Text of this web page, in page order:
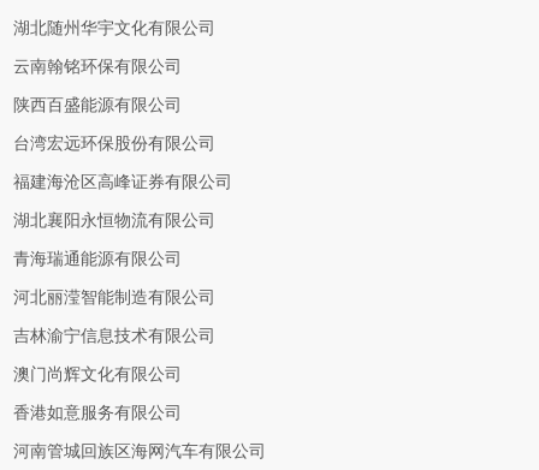
湖北随州华宇文化有限公司
云南翰铭环保有限公司
陕西百盛能源有限公司
台湾宏远环保股份有限公司
福建海沧区高峰证券有限公司
湖北襄阳永恒物流有限公司
青海瑞通能源有限公司
河北丽滢智能制造有限公司
吉林渝宁信息技术有限公司
澳门尚辉文化有限公司
香港如意服务有限公司
河南管城回族区海网汽车有限公司